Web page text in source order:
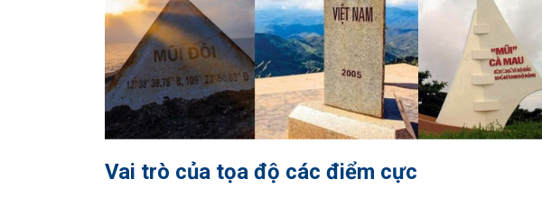
Vai trò của tọa độ các điểm cực